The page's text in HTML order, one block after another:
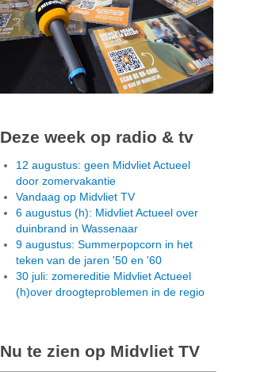
Deze week op radio & tv
12 augustus: geen Midvliet Actueel
door zomervakantie
Vandaag op Midvliet TV
6 augustus (h): Midvliet Actueel over
duinbrand in Wassenaar
9 augustus: Summerpopcorn in het
teken van de jaren '50 en '60
30 juli: zomereditie Midvliet Actueel
(h)over droogteproblemen in de regio
Nu te zien op Midvliet TV